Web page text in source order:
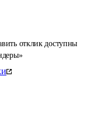
отклик доступны